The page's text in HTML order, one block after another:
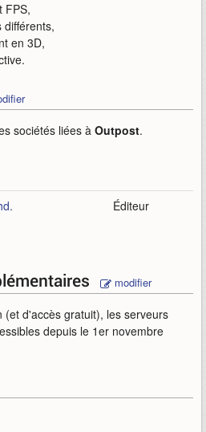
FPS,
différents,
en 3D,
sociétés liées à Outpost.
Éditeur
modifier
(et d'accès gratuit), les serveurs
depuis le 1er novembre